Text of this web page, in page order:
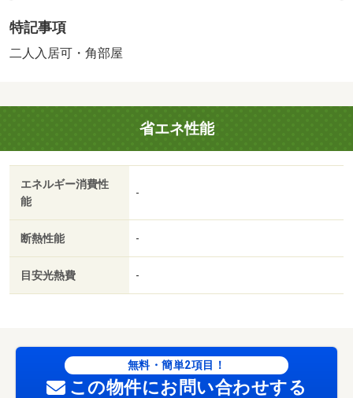
月額賃料の１％／毎月（入居期間中））・福岡放送３局視
聴可能＆インターネット使用料不要物件！・駐輪場：有
特記事項
二人入居可・角部屋
省エネ性能
エネルギー消費性
能
-
断熱性能 -
目安光熱費 -
無料・簡単2項目！
この物件にお問い合わせする